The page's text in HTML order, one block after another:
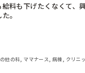
料も下げたくなくて、
。
育休中です。
、やはり夜勤をしないと
他の科, ママナース, 病棟, クリニ